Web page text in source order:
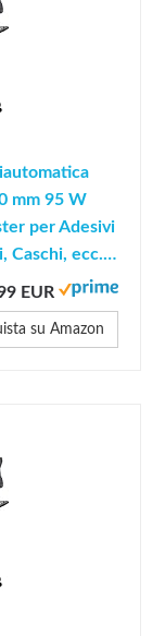
mm 95 W
per Adesivi
Caschi, ecc.…
EUR
su Amazon